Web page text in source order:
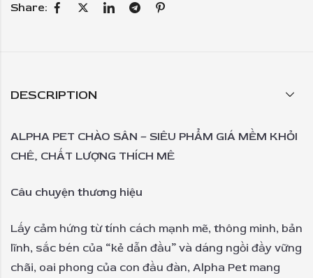
Share:
DESCRIPTION
ALPHA PET CHÀO SÂN – SIÊU PHẨM GIÁ MỀM KHỎI
CHÊ, CHẤT LƯỢNG THÍCH MÊ
Câu chuyện thương hiệu
Lấy cảm hứng từ tính cách mạnh mẽ, thông minh, bản
lĩnh, sắc bén của “kẻ dẫn đầu” và dáng ngồi đầy vững
chãi, oai phong của con đầu đàn, Alpha Pet mang